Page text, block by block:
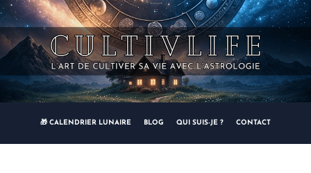
🎁 CALENDRIER LUNAIRE BLOG QUI SUIS-JE ? CONTACT